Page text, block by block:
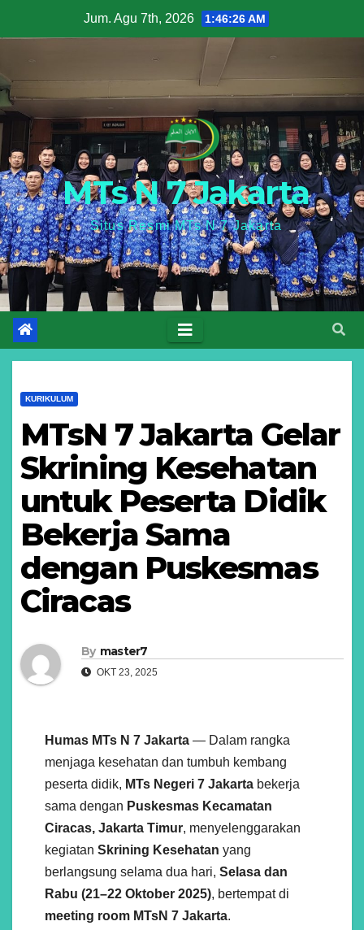
to
Jum. Agu 7th, 2026 1:46:27 AM
MTs N 7 Jakarta
Situs Resmi MTs N 7 Jakarta
KURIKULUM
MTsN 7 Jakarta Gelar
Skrining Kesehatan
untuk Peserta Didik
Bekerja Sama
dengan Puskesmas
Ciracas
By master7
OKT 23, 2025
Humas MTs N 7 Jakarta — Dalam rangka
menjaga kesehatan dan tumbuh kembang
peserta didik, MTs Negeri 7 Jakarta bekerja
sama dengan Puskesmas Kecamatan
Ciracas, Jakarta Timur, menyelenggarakan
kegiatan Skrining Kesehatan yang
berlangsung selama dua hari, Selasa dan
Rabu (21–22 Oktober 2025), bertempat di
meeting room MTsN 7 Jakarta.